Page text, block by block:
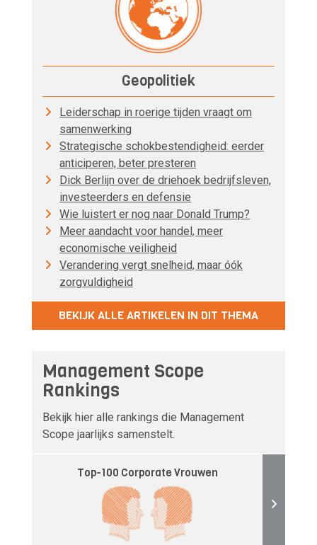
Geopolitiek
Leiderschap in roerige tijden vraagt om
samenwerking
Strategische schokbestendigheid: eerder
anticiperen, beter presteren
Dick Berlijn over de driehoek bedrijfsleven,
investeerders en defensie
Wie luistert er nog naar Donald Trump?
Meer aandacht voor handel, meer
economische veiligheid
Verandering vergt snelheid, maar óók
zorgvuldigheid
BEKIJK ALLE ARTIKELEN IN DIT THEMA
Management Scope
Rankings
Bekijk hier alle rankings die Management
Scope jaarlijks samenstelt.
Top-100 Corporate Vrouwen